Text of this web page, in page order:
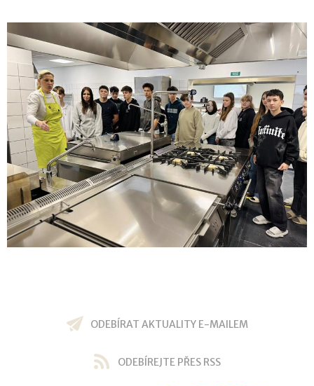
ODEBÍRAT AKTUALITY E-MAILEM
ODEBÍREJTE PŘES RSS